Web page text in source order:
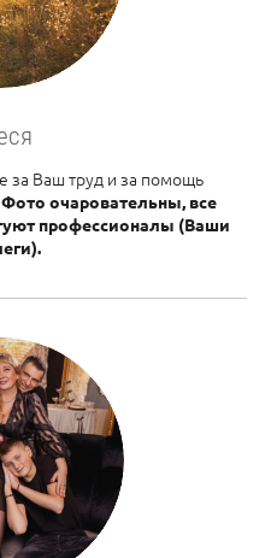
за Ваш труд и за помощь
Фото очаровательны, все
профессионалы (Ваши